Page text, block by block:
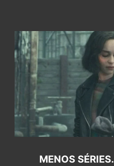
MENOS